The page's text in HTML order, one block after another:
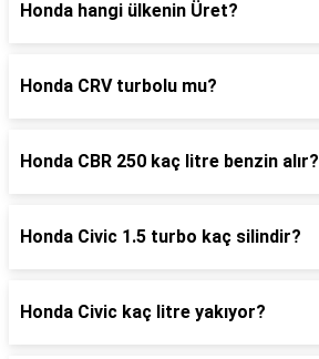
Honda hangi ülkenin Üret?
Honda CRV turbolu mu?
Honda CBR 250 kaç litre benzin alır?
Honda Civic 1.5 turbo kaç silindir?
Honda Civic kaç litre yakıyor?